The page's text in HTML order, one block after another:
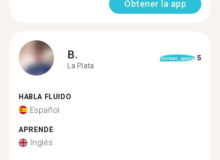
Obtener la app
B.
La Plata
format_quote 5
HABLA FLUIDO
Español
APRENDE
Inglés